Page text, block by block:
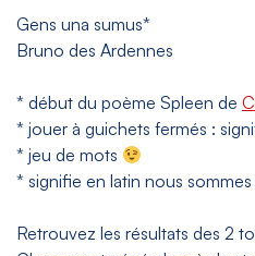
Gens una sumus*
Bruno des Ardennes
* début du poème Spleen de
* jouer à guichets fermés :
* jeu de mots
* signifie en latin nous
Retrouvez les résultats des 2